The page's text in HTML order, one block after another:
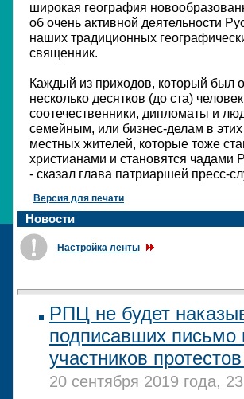
широкая география
об очень активной деятельности
наших традиционных
священник.
Каждый из приходов, который был
несколько десятков (до ста)
соотечественники, дипломаты и
семейным, или бизнес-делам в
местных жителей, которые тоже
христианами и становятся чадами
- сказал глава патриаршей пресс-
Версия для печати
Новости
Настройка ленты
РПЦ не будет
подписавших письмо
участников
20 сентября 2019 года,